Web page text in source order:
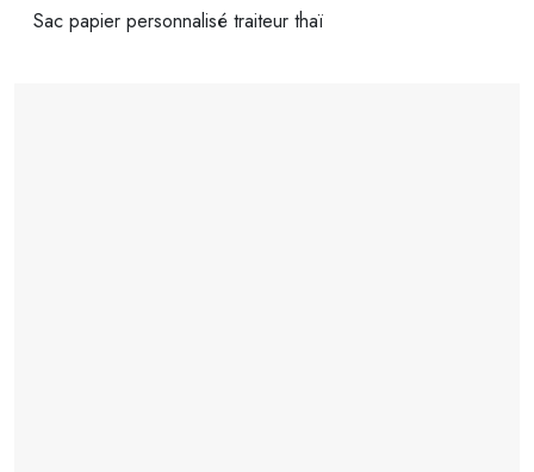
Sac papier personnalisé traiteur thaï